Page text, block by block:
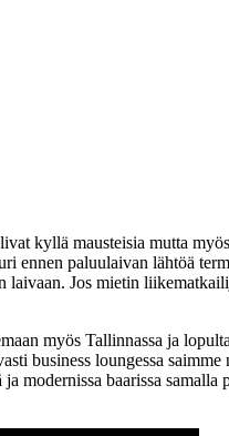
kyllä mausteisia mutta
ennen paluulaivan lähtöä
Jos mietin
myös Tallinnassa ja
business loungessa
modernissa baarissa